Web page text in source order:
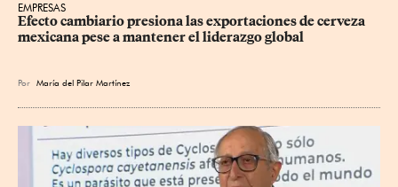
EMPRESAS
Efecto cambiario presiona las exportaciones de cerveza
mexicana pese a mantener el liderazgo global
Por María del Pilar Martínez